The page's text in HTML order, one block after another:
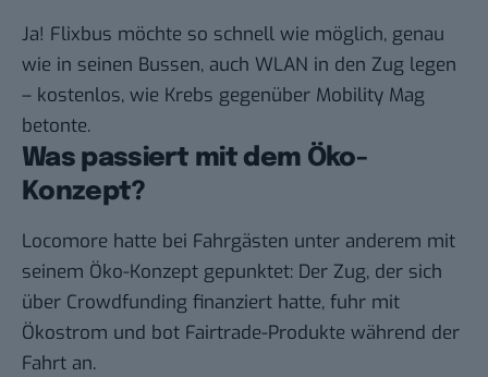
Ja! Flixbus möchte so schnell wie möglich, genau
wie in seinen Bussen, auch WLAN in den Zug legen
– kostenlos, wie Krebs gegenüber Mobility Mag
betonte.
Was passiert mit dem Öko-
Konzept?
Locomore hatte bei Fahrgästen unter anderem mit
seinem Öko-Konzept gepunktet: Der Zug, der sich
über Crowdfunding finanziert hatte, fuhr mit
Ökostrom und bot Fairtrade-Produkte während der
Fahrt an.